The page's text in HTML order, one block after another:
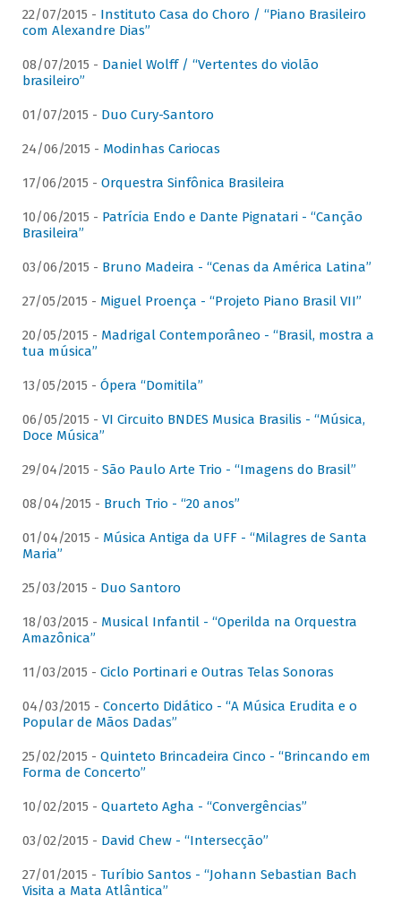
22/07/2015 - Instituto Casa do Choro / “Piano Brasileiro
com Alexandre Dias”
08/07/2015 - Daniel Wolff / “Vertentes do violão
brasileiro”
01/07/2015 - Duo Cury-Santoro
24/06/2015 - Modinhas Cariocas
17/06/2015 - Orquestra Sinfônica Brasileira
10/06/2015 - Patrícia Endo e Dante Pignatari - “Canção
Brasileira”
03/06/2015 - Bruno Madeira - “Cenas da América Latina”
27/05/2015 - Miguel Proença - “Projeto Piano Brasil VII”
20/05/2015 - Madrigal Contemporâneo - “Brasil, mostra a
tua música”
13/05/2015 - Ópera “Domitila”
06/05/2015 - VI Circuito BNDES Musica Brasilis - “Música,
Doce Música”
29/04/2015 - São Paulo Arte Trio - “Imagens do Brasil”
08/04/2015 - Bruch Trio - “20 anos”
01/04/2015 - Música Antiga da UFF - “Milagres de Santa
Maria”
25/03/2015 - Duo Santoro
18/03/2015 - Musical Infantil - “Operilda na Orquestra
Amazônica”
11/03/2015 - Ciclo Portinari e Outras Telas Sonoras
04/03/2015 - Concerto Didático - “A Música Erudita e o
Popular de Mãos Dadas”
25/02/2015 - Quinteto Brincadeira Cinco - “Brincando em
Forma de Concerto”
10/02/2015 - Quarteto Agha - “Convergências”
03/02/2015 - David Chew - “Intersecção”
27/01/2015 - Turíbio Santos - “Johann Sebastian Bach
Visita a Mata Atlântica”